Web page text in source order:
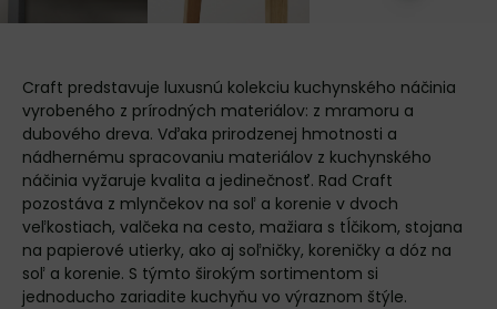
Craft predstavuje luxusnú kolekciu kuchynského náčinia
vyrobeného z prírodných materiálov: z mramoru a
dubového dreva. Vďaka prirodzenej hmotnosti a
nádhernému spracovaniu materiálov z kuchynského
náčinia vyžaruje kvalita a jedinečnosť. Rad Craft
pozostáva z mlynčekov na soľ a korenie v dvoch
veľkostiach, valčeka na cesto, mažiara s tĺčikom, stojana
na papierové utierky, ako aj soľničky, koreničky a dóz na
soľ a korenie. S týmto širokým sortimentom si
jednoducho zariadite kuchyňu vo výraznom štýle.